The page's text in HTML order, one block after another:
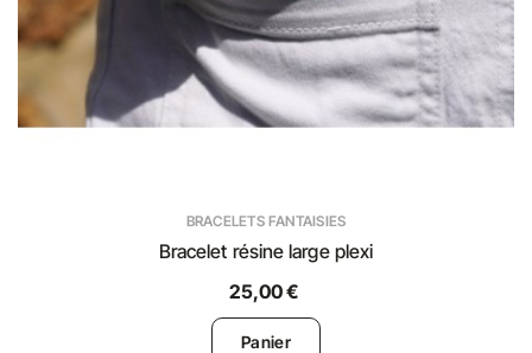
BRACELETS FANTAISIES
Bracelet résine large plexi
25,00 €
Panier